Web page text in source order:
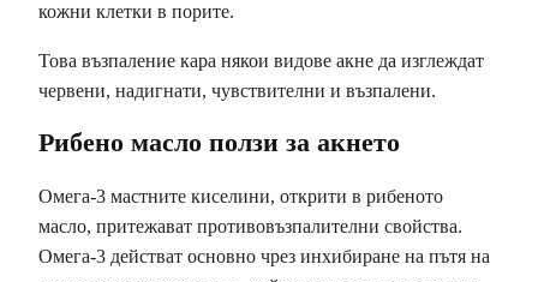
кожни клетки в порите.
Това възпаление кара някои видове акне да изглеждат
червени, надигнати, чувствителни и възпалени.
Рибено масло ползи за акнето
Омега-3 мастните киселини, открити в рибеното
масло, притежават противовъзпалителни свойства.
Омега-3 действат основно чрез инхибиране на пътя на